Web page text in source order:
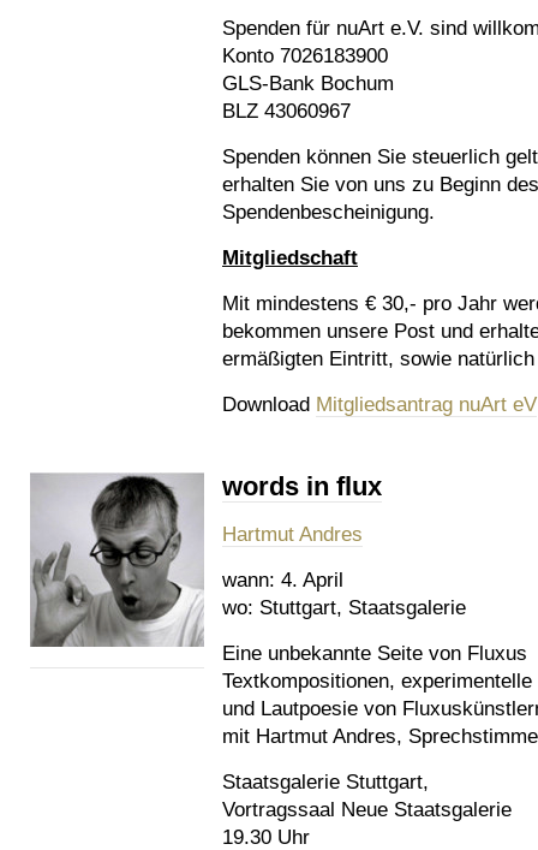
Spenden für nuArt e.V. sind
Konto 7026183900
GLS-Bank Bochum
BLZ 43060967
Spenden können Sie steuerlich
erhalten Sie von uns zu Beginn
Spendenbescheinigung.
Mitgliedschaft
Mit mindestens € 30,- pro Jahr
bekommen unsere Post und
ermäßigten Eintritt, sowie
Download Mitgliedsantrag nuArt eV
words in flux
Hartmut Andres
wann: 4. April
wo: Stuttgart, Staatsgalerie
Eine unbekannte Seite von Fluxus
Textkompositionen, experimentelle
und Lautpoesie von
mit Hartmut Andres, Sprechstimme
Staatsgalerie Stuttgart,
Vortragssaal Neue Staatsgalerie
19.30 Uhr